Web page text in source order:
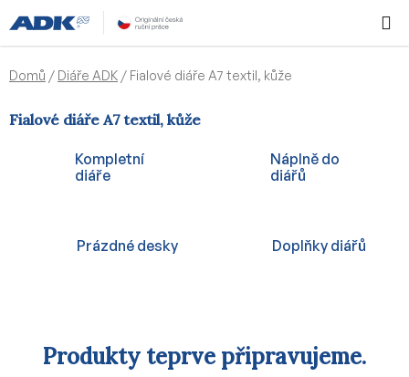
na
obsah
KOŠÍK
Domů / Diáře ADK / Fialové diáře A7 textil, kůže
Fialové diáře A7 textil, kůže
Kompletní
diáře
Náplně do
diářů
Prázdné desky Doplňky diářů
Produkty teprve připravujeme.